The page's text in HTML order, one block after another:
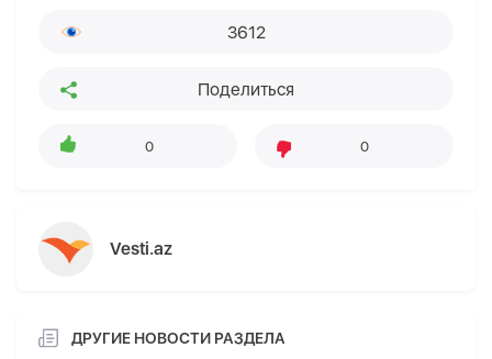
3612
Поделиться
0 0
Vesti.az
ДРУГИЕ НОВОСТИ РАЗДЕЛА